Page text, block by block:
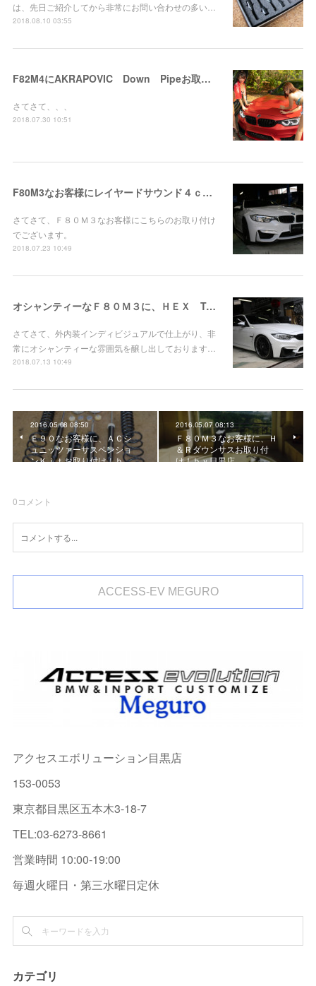
は、先日ご紹介してから非常にお問い合わせの多い…
2018.08.10 03:55
F82M4にAKRAPOVIC Down Pipeお取り付け！
さてさて、、、
2018.07.30 10:51
F80M3なお客様にレイヤードサウンド４ｃｈお取り付け！
さてさて、Ｆ８０Ｍ３なお客様にこちらのお取り付け
でございます。
2018.07.23 10:49
オシャンティーなＦ８０Ｍ３に、ＨＥＸ Tuning Ｓｔａｇｅ３！
さてさて、外内装インディビジュアルで仕上がり、非
常にオシャンティーな雰囲気を醸し出しております…
2018.07.13 10:49
2016.05.08 08:50
Ｅ９０なお客様に、ＡＣシ
ュニッツァーサスペンショ
ンＫｉｔお取り付け！ｂ…
2016.05.07 08:13
Ｆ８０Ｍ３なお客様に、Ｈ
＆Ｒダウンサスお取り付
け！ｂｙ目黒店
0コメント
ACCESS-EV MEGURO
アクセスエボリューション目黒店
153-0053
東京都目黒区五本木3-18-7
TEL:03-6273-8661
営業時間 10:00-19:00
毎週火曜日・第三水曜日定休
カテゴリ